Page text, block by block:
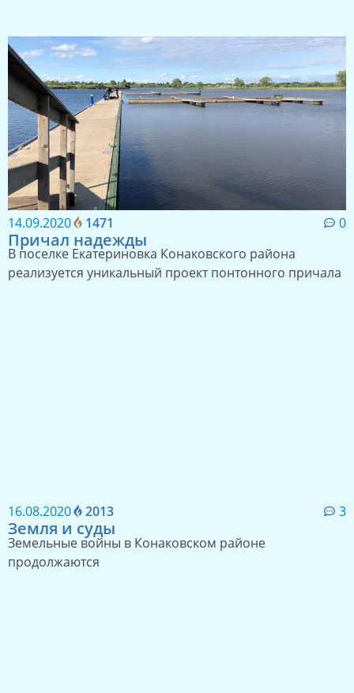
14.09.2020 1471 0
Причал надежды
В поселке Екатериновка Конаковского района
реализуется уникальный проект понтонного причала
16.08.2020 2013 3
Земля и суды
Земельные войны в Конаковском районе
продолжаются